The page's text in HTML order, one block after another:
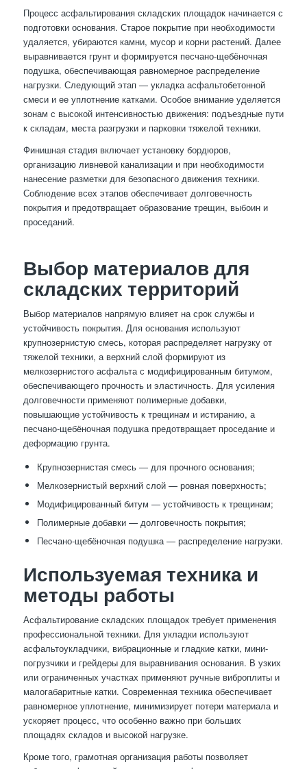
Процесс асфальтирования складских площадок начинается с
подготовки основания. Старое покрытие при необходимости
удаляется, убираются камни, мусор и корни растений. Далее
выравнивается грунт и формируется песчано-щебёночная
подушка, обеспечивающая равномерное распределение
нагрузки. Следующий этап — укладка асфальтобетонной
смеси и ее уплотнение катками. Особое внимание уделяется
зонам с высокой интенсивностью движения: подъездные пути
к складам, места разгрузки и парковки тяжелой техники.
Финишная стадия включает установку бордюров,
организацию ливневой канализации и при необходимости
нанесение разметки для безопасного движения техники.
Соблюдение всех этапов обеспечивает долговечность
покрытия и предотвращает образование трещин, выбоин и
проседаний.
Выбор материалов для
складских территорий
Выбор материалов напрямую влияет на срок службы и
устойчивость покрытия. Для основания используют
крупнозернистую смесь, которая распределяет нагрузку от
тяжелой техники, а верхний слой формируют из
мелкозернистого асфальта с модифицированным битумом,
обеспечивающего прочность и эластичность. Для усиления
долговечности применяют полимерные добавки,
повышающие устойчивость к трещинам и истиранию, а
песчано-щебёночная подушка предотвращает проседание и
деформацию грунта.
Крупнозернистая смесь — для прочного основания;
Мелкозернистый верхний слой — ровная поверхность;
Модифицированный битум — устойчивость к трещинам;
Полимерные добавки — долговечность покрытия;
Песчано-щебёночная подушка — распределение нагрузки.
Используемая техника и
методы работы
Асфальтирование складских площадок требует применения
профессиональной техники. Для укладки используют
асфальтоукладчики, вибрационные и гладкие катки, мини-
погрузчики и грейдеры для выравнивания основания. В узких
или ограниченных участках применяют ручные виброплиты и
малогабаритные катки. Современная техника обеспечивает
равномерное уплотнение, минимизирует потери материала и
ускоряет процесс, что особенно важно при больших
площадях складов и высокой нагрузке.
Кроме того, грамотная организация работы позволяет